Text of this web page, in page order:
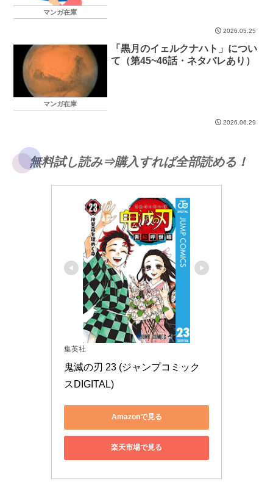
マンガ在庫
2026.05.25
マンガ在庫
「黒月のイェルクナハト」につい
て（第45~46話・ネタバレあり）
2026.06.29
無料試し読み⇒購入すれば全部読める！
集英社
鬼滅の刃 23 (ジャンプコミック
スDIGITAL)
Amazonで見る
楽天市場で見る